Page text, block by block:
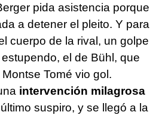
pida asistencia porque
a detener el pleito. Y para
cuerpo de la rival, un golpe
el de Bühl, que
Tomé vio gol.
intervención milagrosa
suspiro, y se llegó a la